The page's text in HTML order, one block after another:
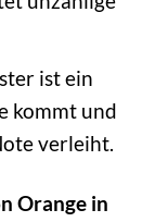
ist ein
kommt und
verleiht.
Orange in